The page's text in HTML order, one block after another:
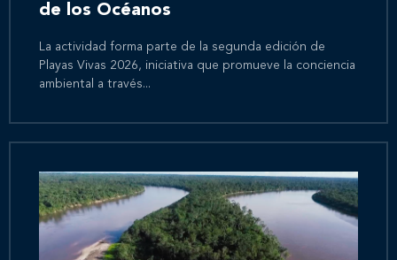
de los Océanos
La actividad forma parte de la segunda edición de
Playas Vivas 2026, iniciativa que promueve la conciencia
ambiental a través...